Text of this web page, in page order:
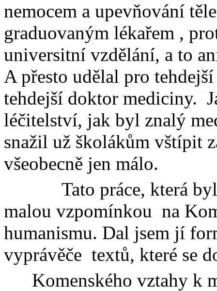
nemocem a upevňování
graduovaným lékařem ,
universitní vzdělání, a to
A přesto udělal pro
tehdejší doktor mediciny.
léčitelství, jak byl znalý
snažil už školákům vštípit
všeobecně jen málo.
Tato práce, která
malou vzpomínkou na
humanismu. Dal jsem jí
vyprávěče textů, které se
Komenského vztahy k